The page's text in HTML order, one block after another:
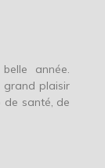
année.
grand plaisir
de santé, de